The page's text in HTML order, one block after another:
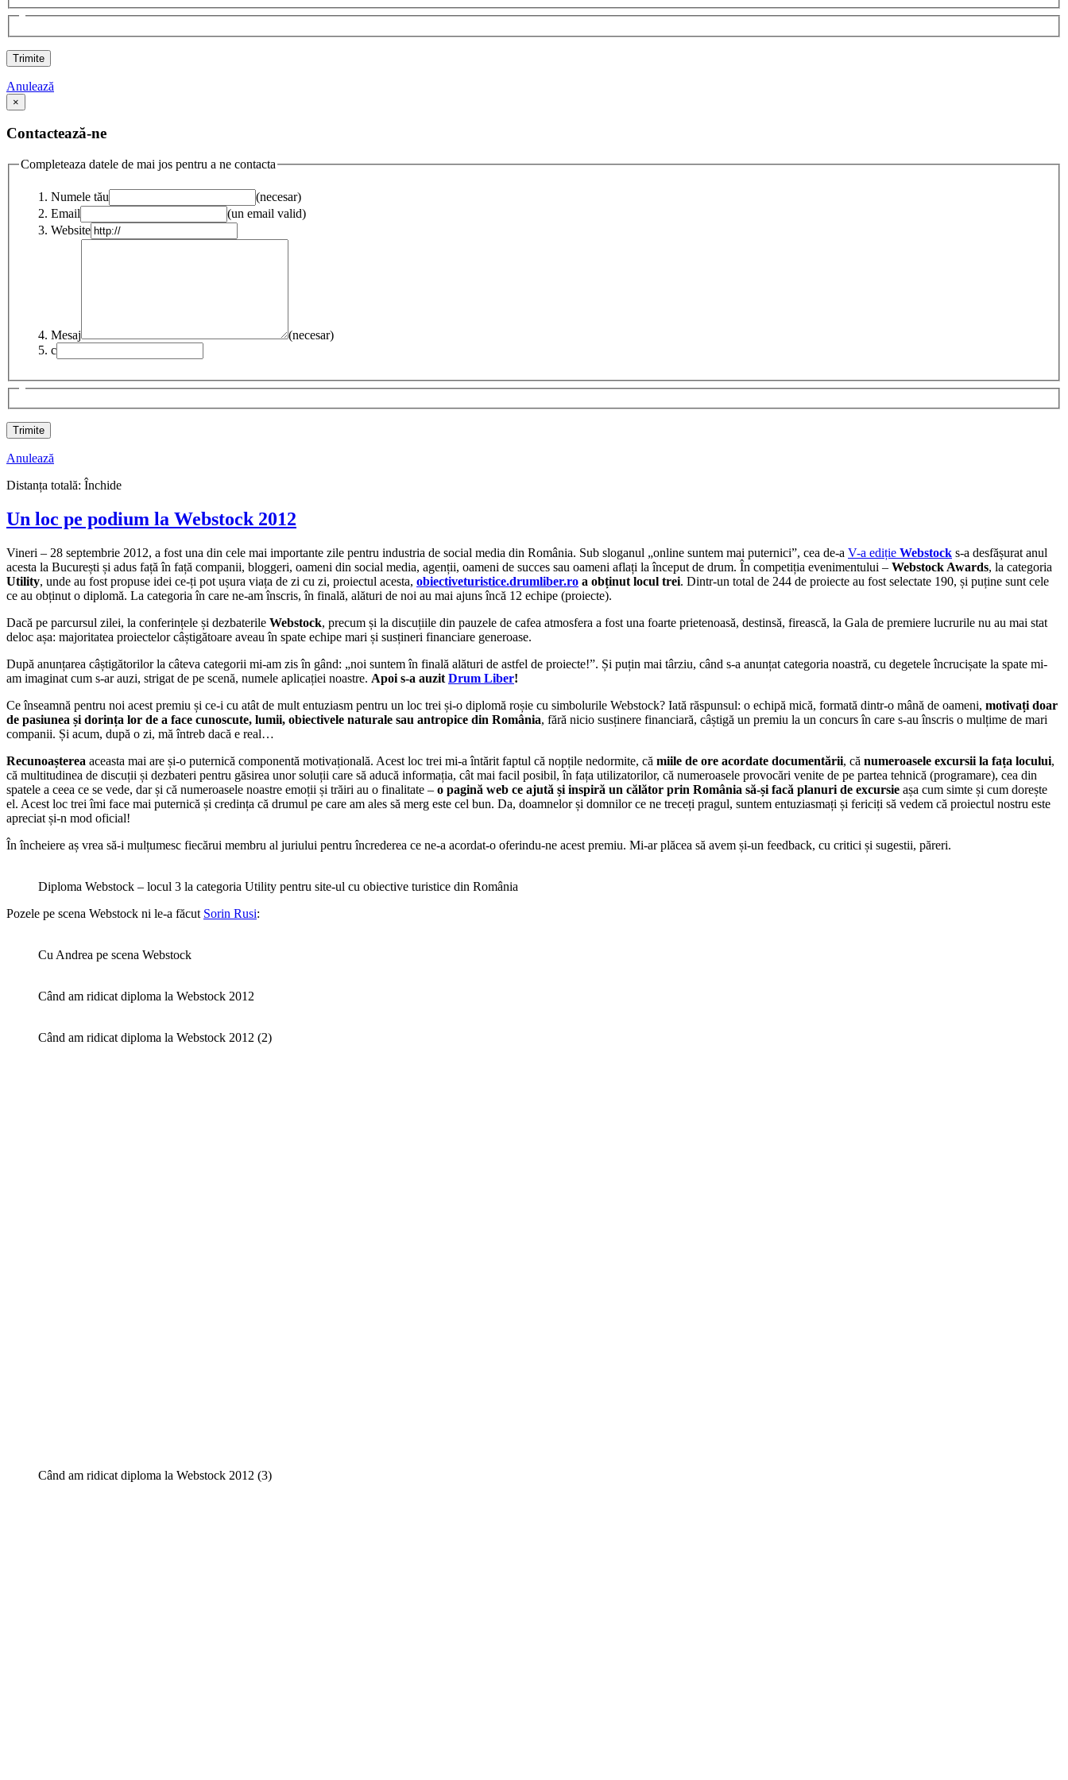
Anulează
×
Contactează-ne
Completeaza datele de mai jos pentru a ne contacta
Numele tău
(necesar)
Email
(un email valid)
Website
Mesaj
(necesar)
c
Anulează
Distanța totală: Închide
Un loc pe podium la Webstock 2012
Vineri – 28 septembrie 2012, a fost una din cele mai importante zile pentru industria de social media din România. Sub sloganul „online suntem mai puternici”, cea de-a V-a ediție Webstock s-a desfășurat anul
acesta la București și adus față în față companii, bloggeri, oameni din social media, agenții, oameni de succes sau oameni aflați la început de drum. În competiția evenimentului – Webstock Awards, la categoria
Utility, unde au fost propuse idei ce-ți pot ușura viața de zi cu zi, proiectul acesta, obiectiveturistice.drumliber.ro a obținut locul trei. Dintr-un total de 244 de proiecte au fost selectate 190, și puține sunt cele
ce au obținut o diplomă. La categoria în care ne-am înscris, în finală, alături de noi au mai ajuns încă 12 echipe (proiecte).
Dacă pe parcursul zilei, la conferințele și dezbaterile Webstock, precum și la discuțiile din pauzele de cafea atmosfera a fost una foarte prietenoasă, destinsă, firească, la Gala de premiere lucrurile nu au mai stat
deloc așa: majoritatea proiectelor câștigătoare aveau în spate echipe mari și susțineri financiare generoase.
După anunțarea câștigătorilor la câteva categorii mi-am zis în gând: „noi suntem în finală alături de astfel de proiecte!”. Și puțin mai târziu, când s-a anunțat categoria noastră, cu degetele încrucișate la spate mi-
am imaginat cum s-ar auzi, strigat de pe scenă, numele aplicației noastre. Apoi s-a auzit Drum Liber!
Ce înseamnă pentru noi acest premiu și ce-i cu atât de mult entuziasm pentru un loc trei și-o diplomă roșie cu simbolurile Webstock? Iată răspunsul: o echipă mică, formată dintr-o mână de oameni, motivați doar
de pasiunea și dorința lor de a face cunoscute, lumii, obiectivele naturale sau antropice din România, fără nicio susținere financiară, câștigă un premiu la un concurs în care s-au înscris o mulțime de mari
companii. Și acum, după o zi, mă întreb dacă e real…
Recunoașterea aceasta mai are și-o puternică componentă motivațională. Acest loc trei mi-a întărit faptul că nopțile nedormite, că miile de ore acordate documentării, că numeroasele excursii la fața locului,
că multitudinea de discuții și dezbateri pentru găsirea unor soluții care să aducă informația, cât mai facil posibil, în fața utilizatorilor, că numeroasele provocări venite de pe partea tehnică (programare), cea din
spatele a ceea ce se vede, dar și că numeroasele noastre emoții și trăiri au o finalitate – o pagină web ce ajută și inspiră un călător prin România să-și facă planuri de excursie așa cum simte și cum dorește
el. Acest loc trei îmi face mai puternică și credința că drumul pe care am ales să merg este cel bun. Da, doamnelor și domnilor ce ne treceți pragul, suntem entuziasmați și fericiți să vedem că proiectul nostru este
apreciat și-n mod oficial!
În încheiere aș vrea să-i mulțumesc fiecărui membru al juriului pentru încrederea ce ne-a acordat-o oferindu-ne acest premiu. Mi-ar plăcea să avem și-un feedback, cu critici și sugestii, păreri.
Diploma Webstock – locul 3 la categoria Utility pentru site-ul cu obiective turistice din România
Pozele pe scena Webstock ni le-a făcut Sorin Rusi:
Cu Andrea pe scena Webstock
Când am ridicat diploma la Webstock 2012
Când am ridicat diploma la Webstock 2012 (2)
Când am ridicat diploma la Webstock 2012 (3)